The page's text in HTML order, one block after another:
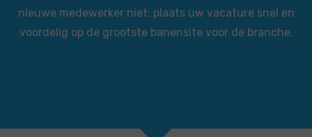
nieuwe medewerker niet: plaats uw vacature snel en
voordelig op de grootste banensite voor de branche.